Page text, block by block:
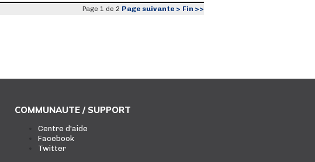
Page 1 de 2 Page suivante > Fin >>
COMMUNAUTE / SUPPORT
Centre d'aide
Facebook
Twitter